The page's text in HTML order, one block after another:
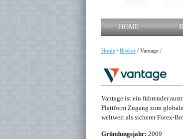
HOME
Home / Broker / Vantage /
Vantage ist ein führender
Plattform Zugang zum
weltweit als sicherer Forex-
Gründungsjahr: 2009